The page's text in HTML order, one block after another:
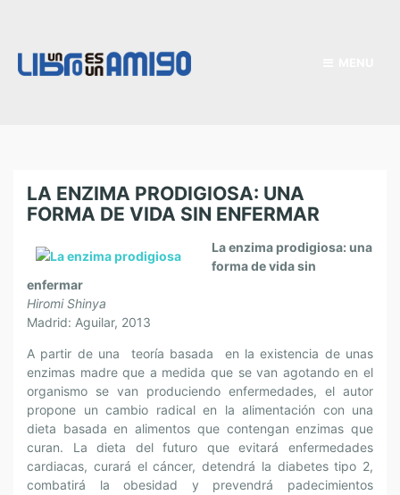
LA ENZIMA PRODIGIOSA: UNA
FORMA DE VIDA SIN ENFERMAR
La enzima prodigiosa: una
forma de vida sin
enfermar
Hiromi Shinya
Madrid: Aguilar, 2013
A partir de una teoría basada en la existencia de unas
enzimas madre que a medida que se van agotando en el
organismo se van produciendo enfermedades, el autor
propone un cambio radical en la alimentación con una
dieta basada en alimentos que contengan enzimas que
curan. La dieta del futuro que evitará enfermedades
cardiacas, curará el cáncer, detendrá la diabetes tipo 2,
combatirá la obesidad y prevendrá padecimientos